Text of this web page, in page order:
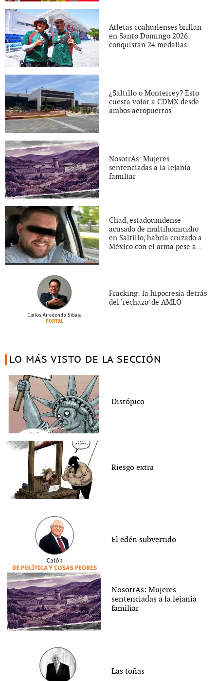
Atletas coahuilenses brillan
en Santo Domingo 2026:
conquistan 24 medallas
¿Saltillo o Monterrey? Esto
cuesta volar a CDMX desde
ambos aeropuertos
NosotrAs: Mujeres
sentenciadas a la lejanía
familiar
Chad, estadounidense
acusado de multihomicidio
en Saltillo, habría cruzado a
México con el arma pese a...
Fracking: la hipocresía detrás
del ‘rechazo’ de AMLO
LO MÁS VISTO DE LA SECCIÓN
Distópico
Riesgo extra
El edén subvertido
NosotrAs: Mujeres
sentenciadas a la lejanía
familiar
Las toñas